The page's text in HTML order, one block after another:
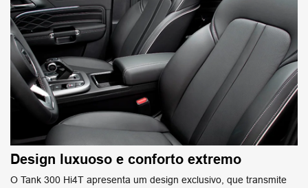
Design luxuoso e conforto extremo
O Tank 300 Hi4T apresenta um design exclusivo, que transmite